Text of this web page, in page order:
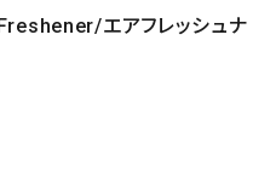
エアフレッシュナ